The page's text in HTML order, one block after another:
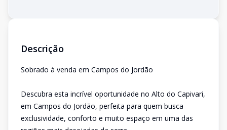
Descrição
Sobrado à venda em Campos do Jordão
Descubra esta incrível oportunidade no Alto do Capivari,
em Campos do Jordão, perfeita para quem busca
exclusividade, conforto e muito espaço em uma das